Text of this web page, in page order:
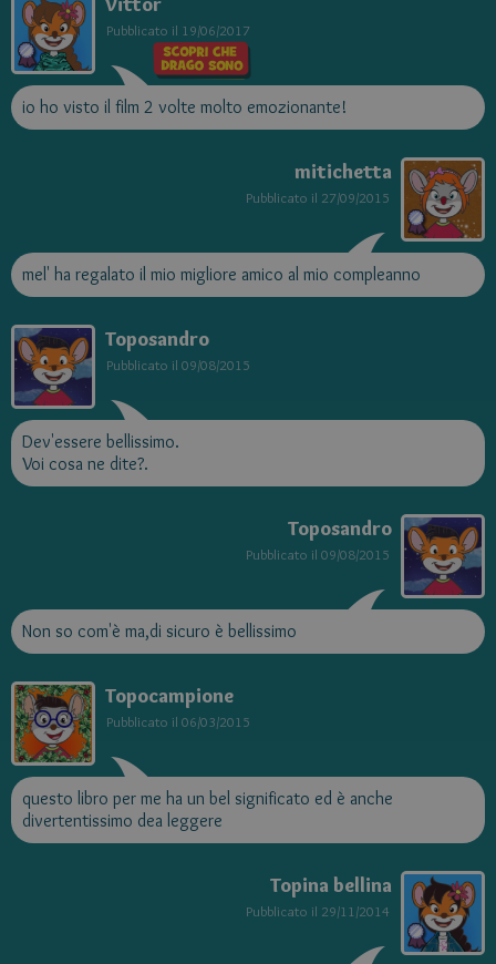
Pubblicato il 19/06/2017
io ho visto il film 2 volte molto emozionante!
mitichetta
Pubblicato il 27/09/2015
mel' ha regalato il mio migliore amico al mio compleanno
Toposandro
Pubblicato il 09/08/2015
Dev'essere bellissimo.
Voi cosa ne dite?.
Toposandro
Pubblicato il 09/08/2015
Non so com'è ma,di sicuro è bellissimo
Topocampione
Pubblicato il 06/03/2015
questo libro per me ha un bel significato ed è anche
divertentissimo dea leggere
Topina bellina
Pubblicato il 29/11/2014